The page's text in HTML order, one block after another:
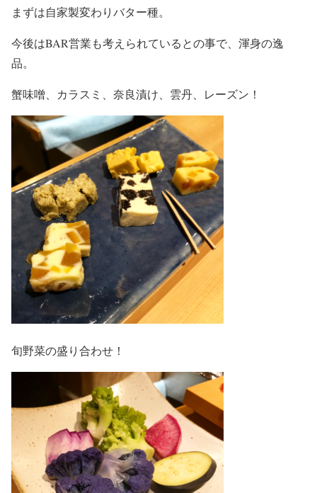
まずは自家製変わりバター種。
今後はBAR営業も考えられているとの事で、渾身の逸
品。
蟹味噌、カラスミ、奈良漬け、雲丹、レーズン！
旬野菜の盛り合わせ！